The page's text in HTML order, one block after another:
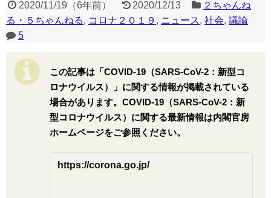
2020/11/19 （6年前） 2020/12/13
２ちゃんね
る・５ちゃんねる, コロナ２０１９ , ニュース, 社会, 議論
5
この記事は「COVID-19（SARS-CoV-2：新型コ
ロナウイルス）」に関する情報が掲載されている
場合があります。COVID-19（SARS-CoV-2：新
型コロナウイルス）に関する最新情報は内閣官房
ホームページをご参照ください。
https://corona.go.jp/